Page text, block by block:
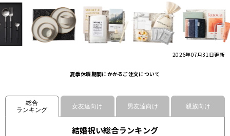
2026年07月31日更新
夏季休暇期間にかかるご注文について
総合
ランキング
女友達向け 男友達向け 親族向け
結婚祝い総合ランキング